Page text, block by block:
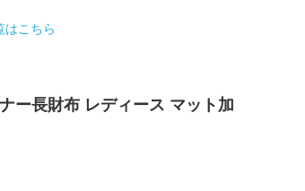
はこちら
ー長財布 レディース マット加